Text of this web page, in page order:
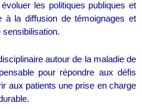
les politiques publiques et
à la diffusion de témoignages et
sensibilisation.
autour de la maladie de
pour répondre aux défis
aux patients une prise en charge